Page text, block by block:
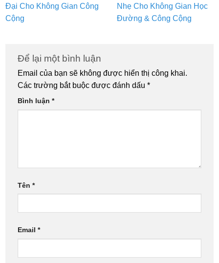
Đại Cho Không Gian Công
Cộng
Nhẹ Cho Không Gian Học
Đường & Công Cộng
Để lại một bình luận
Email của bạn sẽ không được hiển thị công khai.
Các trường bắt buộc được đánh dấu *
Bình luận *
Tên *
Email *